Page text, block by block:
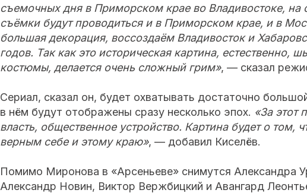
съемочных дня в Приморском крае во Владивостоке, на
съёмки будут проводиться и в Приморском крае, и в
большая декорация, воссоздаём Владивосток и
годов. Так как это историческая картина, естественно,
костюмы, делается очень сложный грим», — сказал
Сериал, сказал он, будет охватывать достаточно
в нём будут отображены сразу несколько эпох. «За этот
власть, общественное устройство. Картина будет о том,
верным себе и этому краю», — добавил Киселёв.
Помимо Миронова в «Арсеньеве» снимутся Александра
Александр Новин, Виктор Вержбицкий и Авангард